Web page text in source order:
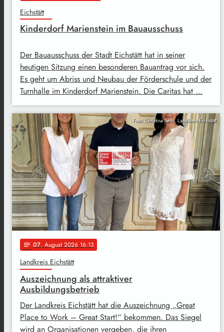
Eichstätt
Kinderdorf Marienstein im Bauausschuss
Der Bauausschuss der Stadt Eichstätt hat in seiner
heutigen Sitzung einen besonderen Bauantrag vor sich.
Es geht um Abriss und Neubau der Förderschule und der
Turnhalle im Kinderdorf Marienstein. Die Caritas hat …
Foto: Christina Seitz, Landkreis Eichstätt
notes 07. August 2026 16:13
Landkreis Eichstätt
Auszeichnung als attraktiver
Ausbildungsbetrieb
Der Landkreis Eichstätt hat die Auszeichnung „Great
Place to Work – Great Start!“ bekommen. Das Siegel
wird an Organisationen vergeben, die ihren